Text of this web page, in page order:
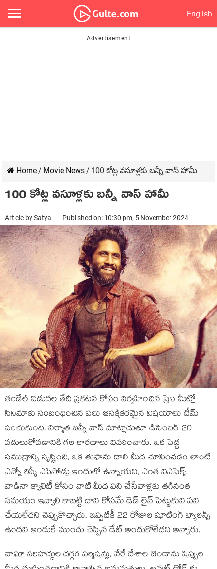
English
Home/ Movie News/ 100 కోట్ల వసూళ్లకు బన్నీ వాస్ హామీ
100 కోట్ల వసూళ్లకు బన్నీ వాస్ హామీ
Article bySatya Published on: 10:30 pm, 5 November 2024
తండేల్ విడుదల తేదీ ప్రకటన కోసం నిర్వహించిన ప్రెస్ మీట్లో
సినిమాకు సంబంధించిన పలు ఆసక్తికరమైన విషయాలు టీమ్
పంచుకుంది. నిర్మాత బన్నీ వాస్ మాట్లాడుతూ డిసెంబర్ 20
వదులుకోవడానికి గల కారణాలు వివరించారు. ఒక పెద్ద
సముద్రాన్ని సృష్టించి, ఒక తుఫాను దాని మీద చూపించడం లాంటి
ఎన్నో రిస్కీ ఎపిసోడ్లు ఇందులో ఉన్నాయని, ఎంత విఎఫెక్స్
వాడినా క్వాలిటీ కోసం వాటి మీద పని చేసేవాళ్లకు తగినంత
సమయం ఇవ్వాలి కాబట్టి దాని కోసమే డెడ్ లైన్ పెట్టుకుని పని
చేయలేదని చెప్పుకొచ్చారు. ఇప్పటికీ 22 రోజుల షూటింగ్ బ్యాలన్స్
ఉందని అందుకే ముందు చెప్పిన డేట్ అందుకోలేదని అన్నారు.
వాఘా సరిహద్దుల దగ్గర పర్మిషన్లు, వేరే దేశాల జెండాను షిప్పుల